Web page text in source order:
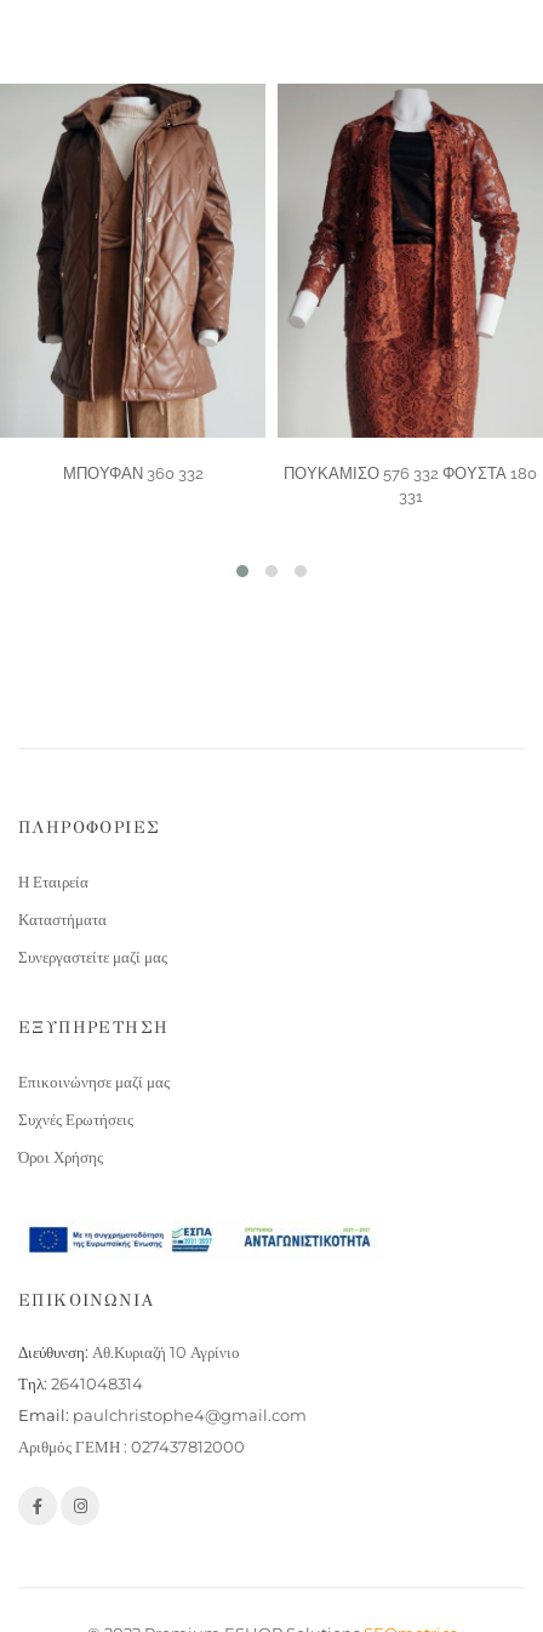
ΜΠΟΥΦΑΝ 360 332
ΠΟΥΚΑΜΙΣΟ 576 332 ΦΟΥΣΤΑ 180
331
ΠΛΗΡΟΦΟΡΙΕΣ
Η Εταιρεία
Καταστήματα
Συνεργαστείτε μαζί μας
ΕΞΥΠΗΡΕΤΗΣΗ
Επικοινώνησε μαζί μας
Συχνές Ερωτήσεις
Όροι Χρήσης
ΕΠΙΚΟΙΝΩΝΙΑ
Διεύθυνση: Αθ.Κυριαζή 10 Αγρίνιο
Τηλ: 2641048314
Email: paulchristophe4@gmail.com
Αριθμός ΓΕΜΗ : 027437812000